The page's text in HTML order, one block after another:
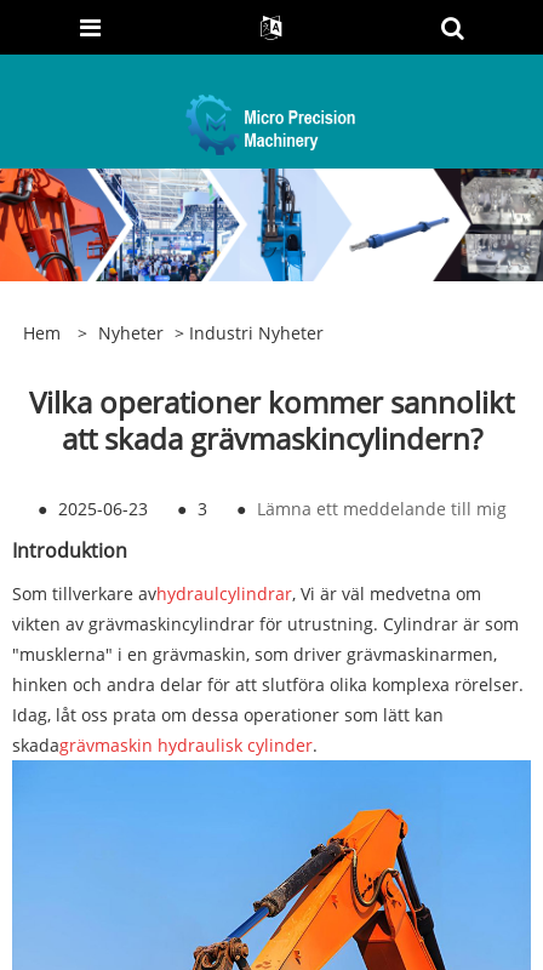
Hem > Nyheter > Industri Nyheter
Vilka operationer kommer sannolikt
att skada grävmaskincylindern?
● 2025-06-23 ● 3 ● Lämna ett meddelande till mig
Introduktion
Som tillverkare avhydraulcylindrar, Vi är väl medvetna om
vikten av grävmaskincylindrar för utrustning. Cylindrar är som
"musklerna" i en grävmaskin, som driver grävmaskinarmen,
hinken och andra delar för att slutföra olika komplexa rörelser.
Idag, låt oss prata om dessa operationer som lätt kan
skadagrävmaskin hydraulisk cylinder.